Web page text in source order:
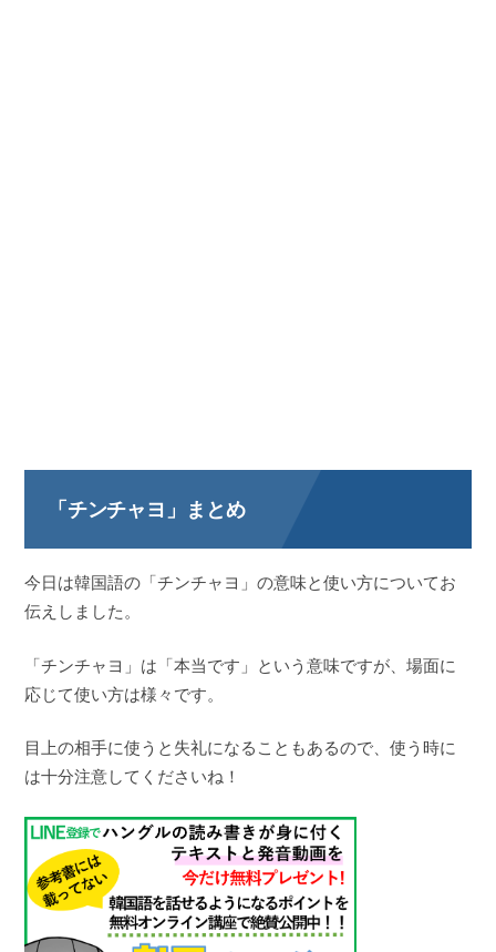
「チンチャヨ」まとめ
今日は韓国語の「チンチャヨ」の意味と使い方についてお
伝えしました。
「チンチャヨ」は「本当です」という意味ですが、場面に
応じて使い方は様々です。
目上の相手に使うと失礼になることもあるので、使う時に
は十分注意してくださいね！